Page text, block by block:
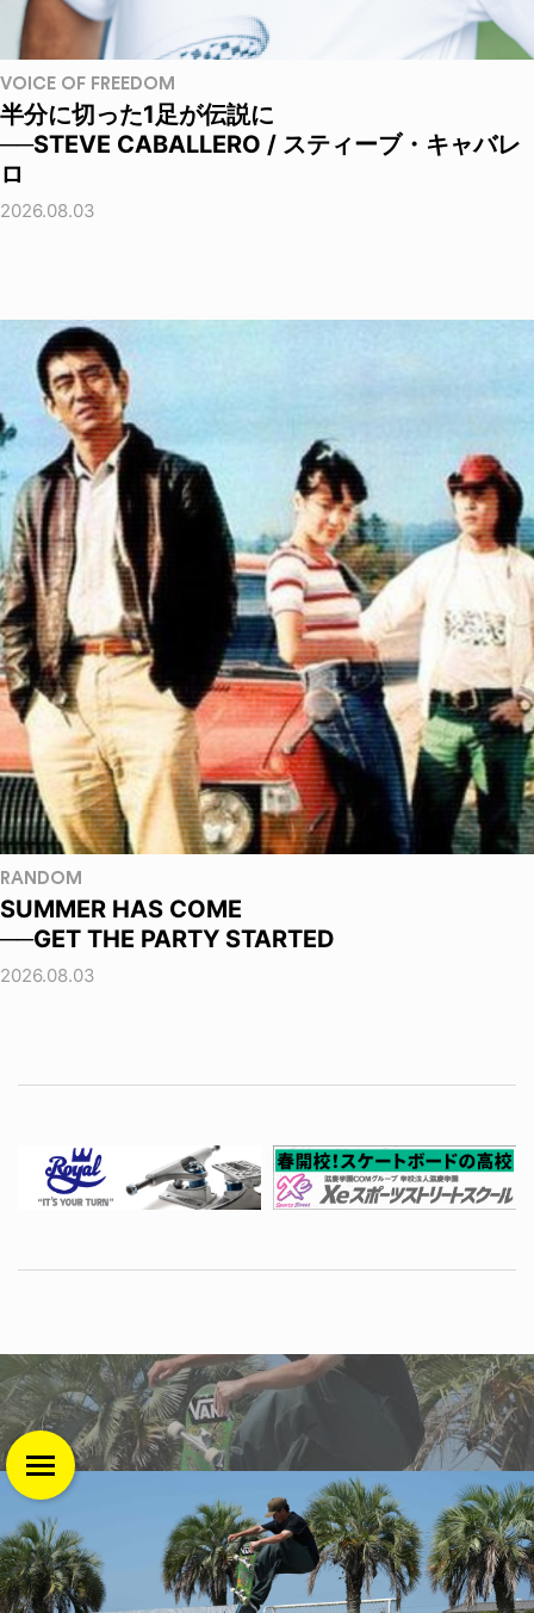
VOICE OF FREEDOM
半分に切った1足が伝説に
──STEVE CABALLERO / スティーブ・キャバレ
ロ
2026.08.03
RANDOM
SUMMER HAS COME
──GET THE PARTY STARTED
2026.08.03